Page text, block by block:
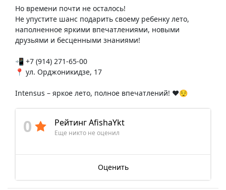
Но времени почти не осталось!
Не упустите шанс подарить своему ребенку лето,
наполненное яркими впечатлениями, новыми
друзьями и бесценными знаниями!
📲 +7 (914) 271-65-00
📍 ул. Орджоникидзе, 17
Intensus – яркое лето, полное впечатлений! ❤️😌
0 Рейтинг AfishaYkt
Еще никто не оценил
Оценить